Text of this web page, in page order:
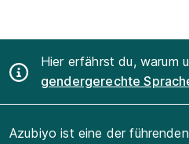
Hier erfährst du, warum
gendergerechte
Azubiyo ist eine der